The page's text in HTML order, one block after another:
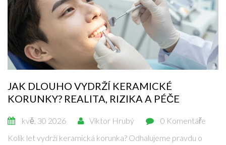
JAK DLOUHO VYDRŽÍ KERAMICKÉ
KORUNKY? REALITA, RIZIKA A PÉČE
kvě, 30 2026 Viktor Hrubý
0 Komentáře
Kolik let vydrží keramická korunka? Odhalujeme pravdu o